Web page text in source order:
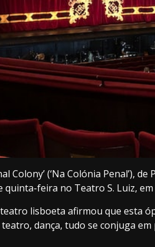
Colony’ (‘Na Colónia Penal’),
quinta-feira no Teatro S. Luiz, em
lisboeta afirmou que esta
dança, tudo se conjuga